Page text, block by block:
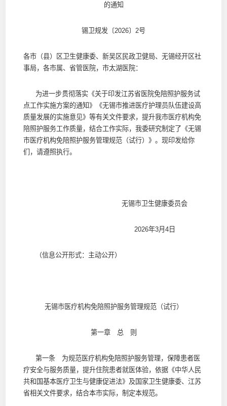
的通知
锡卫规发〔2026〕2号
各市（县）区卫生健康委、新吴区民政卫健局、无锡经开区社
事局，各市属、省管医院，市太湖医院：
为进一步贯彻落实《关于印发江苏省医院免陪照护服务试
点工作实施方案的通知》《无锡市推进医疗护理员队伍建设高
质量发展的实施意见》等有关文件要求，提升我市医疗机构免
陪照护服务工作质量，结合工作实际，我委研究制定了《无锡
市医疗机构免陪照护服务管理规范（试行）》。现印发给你
们，请遵照执行。
无锡市卫生健康委员会
2026年3月4日
（信息公开形式：主动公开）
无锡市医疗机构免陪照护服务管理规范（试行）
第一章 总 则
第一条 为规范医疗机构免陪照护服务管理，保障患者医
疗安全与服务质量，提升住院患者就医体验，依据《中华人民
共和国基本医疗卫生与健康促进法》及国家卫生健康委、江苏
省相关文件要求，结合本市实际，制定本规范。